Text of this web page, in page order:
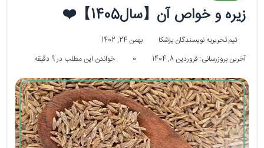
زیره و خواص آن【سال1405】❤️
تیم تحریریه نویسندگان پزشکا
بهمن 24, 1402
آخرین بروزرسانی: فروردین 8, 1404
0 خواندن این مطلب در 9 دقیقه